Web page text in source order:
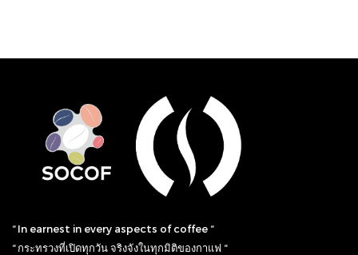
“ In earnest in every aspects of coffee “
“ กระทรวงที่เปิดทุกวัน จริงจังในทุกมิติของกาแฟ “